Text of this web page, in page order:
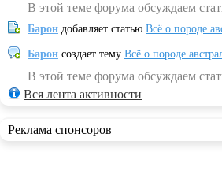
В этой теме форума обсуждаем
Барон добавляет статью Всё о породе
Барон создает тему Всё о породе
В этой теме форума обсуждаем
Вся лента активности
Реклама спонсоров